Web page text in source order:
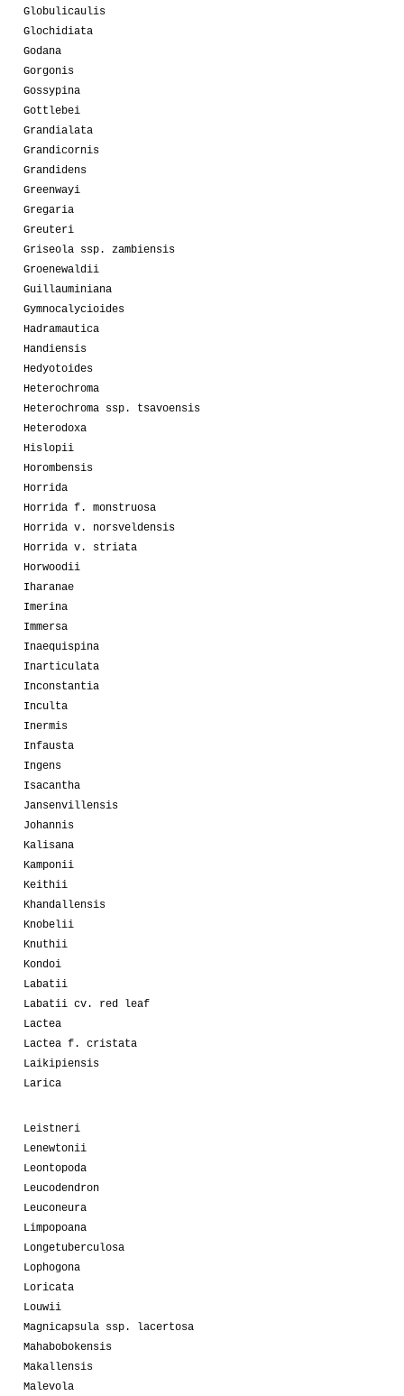
Globulicaulis
Glochidiata
Godana
Gorgonis
Gossypina
Gottlebei
Grandialata
Grandicornis
Grandidens
Greenwayi
Gregaria
Greuteri
Griseola ssp. zambiensis
Groenewaldii
Guillauminiana
Gymnocalycioides
Hadramautica
Handiensis
Hedyotoides
Heterochroma
Heterochroma ssp. tsavoensis
Heterodoxa
Hislopii
Horombensis
Horrida
Horrida f. monstruosa
Horrida v. norsveldensis
Horrida v. striata
Horwoodii
Iharanae
Imerina
Immersa
Inaequispina
Inarticulata
Inconstantia
Inculta
Inermis
Infausta
Ingens
Isacantha
Jansenvillensis
Johannis
Kalisana
Kamponii
Keithii
Khandallensis
Knobelii
Knuthii
Kondoi
Labatii
Labatii cv. red leaf
Lactea
Lactea f. cristata
Laikipiensis
Larica
Leistneri
Lenewtonii
Leontopoda
Leucodendron
Leuconeura
Limpopoana
Longetuberculosa
Lophogona
Loricata
Louwii
Magnicapsula ssp. lacertosa
Mahabobokensis
Makallensis
Malevola